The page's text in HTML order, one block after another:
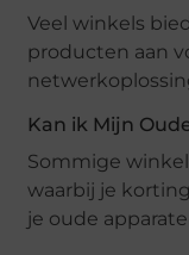
Veel winkels
producten aan
Kan ik Mijn
Sommige
waarbij je
je oude